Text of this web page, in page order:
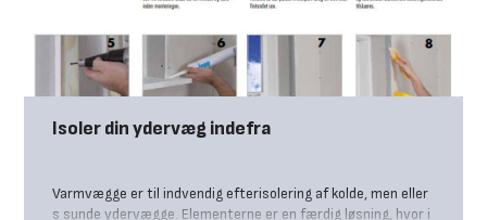
Isoler din ydervæg indefra
Varmvægge er til indvendig efterisolering af kolde, men eller
s sunde ydervægge. Elementerne er en færdig løsning, hvor i